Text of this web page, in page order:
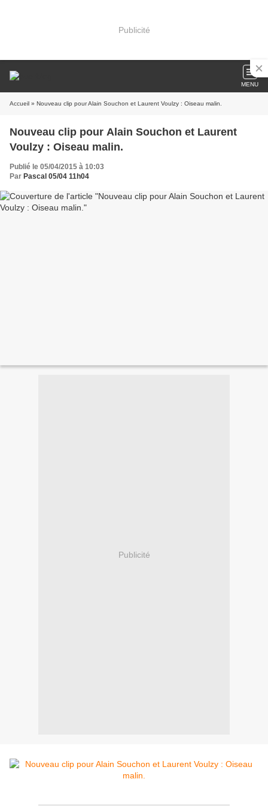
Publicité
MENU
Accueil » Nouveau clip pour Alain Souchon et Laurent Voulzy : Oiseau malin.
Nouveau clip pour Alain Souchon et Laurent
Voulzy : Oiseau malin.
Publié le 05/04/2015 à 10:03
Par Pascal 05/04 11h04
Publicité